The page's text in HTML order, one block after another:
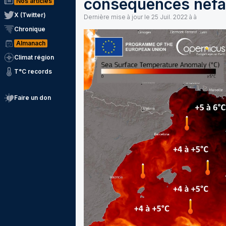
X (Twitter)
Chronique
Almanach
Climat région
T°C records
Faire un don
conséquences
Dernière mise à jour le 25 Juil. 2022 à à